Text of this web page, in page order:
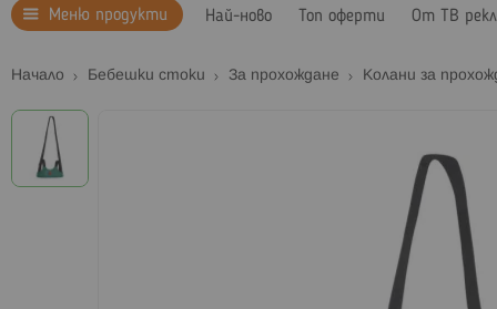
Меню продукти Най-ново Топ оферти От ТВ
Начало Бебешки стоки За прохождане Колани за
Преминете
края
на